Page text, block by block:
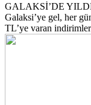
GALAKSİ’DE
Galaksi’ye gel, her
TL’ye varan